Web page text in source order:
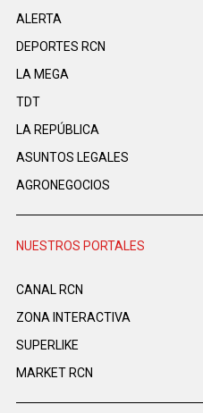
ALERTA
DEPORTES RCN
LA MEGA
TDT
LA REPÚBLICA
ASUNTOS LEGALES
AGRONEGOCIOS
NUESTROS PORTALES
CANAL RCN
ZONA INTERACTIVA
SUPERLIKE
MARKET RCN